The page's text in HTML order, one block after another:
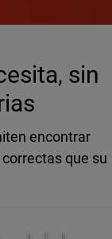
sin
encontrar
que su